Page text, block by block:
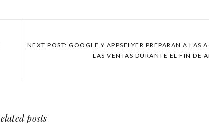
NEXT POST: GOOGLE Y APPSFLYER PREPARAN A LAS
LAS VENTAS DURANTE EL FIN DE
posts